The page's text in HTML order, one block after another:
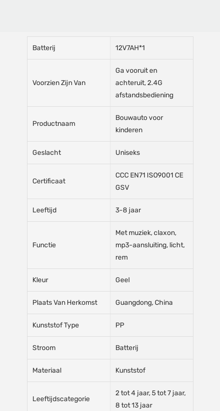
Batterij 12V7AH*1
Voorzien Zijn Van
Ga vooruit en
achteruit, 2.4G
afstandsbediening
Productnaam
Bouwauto voor
kinderen
Geslacht Uniseks
Certificaat
CCC EN71 ISO9001 CE
GSV
Leeftijd 3-8 jaar
Functie
Met muziek, claxon,
mp3-aansluiting, licht,
rem
Kleur Geel
Plaats Van Herkomst Guangdong, China
Kunststof Type PP
Stroom Batterij
Materiaal Kunststof
Leeftijdscategorie
2 tot 4 jaar, 5 tot 7 jaar,
8 tot 13 jaar